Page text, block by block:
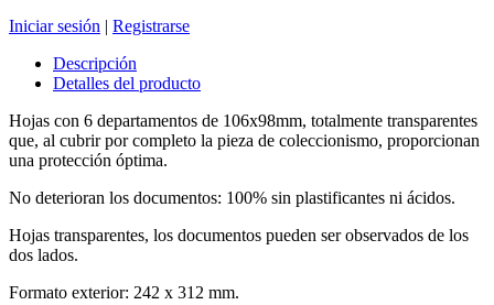
Iniciar sesión | Registrarse
Descripción
Detalles del producto
Hojas con 6 departamentos de 106x98mm, totalmente transparentes
que, al cubrir por completo la pieza de coleccionismo, proporcionan
una protección óptima.
No deterioran los documentos: 100% sin plastificantes ni ácidos.
Hojas transparentes, los documentos pueden ser observados de los
dos lados.
Formato exterior: 242 x 312 mm.